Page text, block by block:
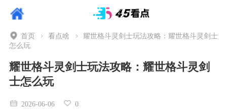
首页 看点啥
耀世格斗灵剑士玩法攻略：耀世格斗灵剑士
怎么玩
耀世格斗灵剑士玩法攻略：耀世格斗灵剑
士怎么玩
2026-06-06 0